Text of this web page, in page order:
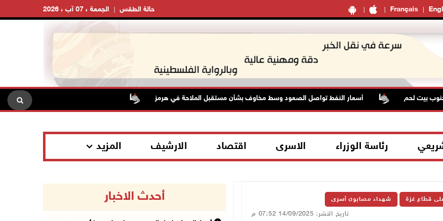
Français الجمعة ، 07 آب ، 2026 حالة الطقس
بيت لحم أسعار النفط تواصل الصعود وسط مخاوف بشأن مستقبل الملاحة في هرمز
رئاسة الوزراء الاسرى اقتصاد الارشيف المزيد
على قطاع غزة شهداء مصابون أسرى
تاريخ النشر: 14/09/2025 07:52 م
أحدث الاخبار